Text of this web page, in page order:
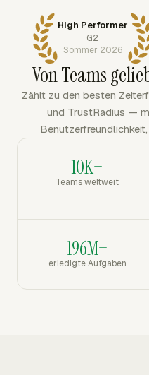
High Performer
G2
Sommer 2026
Von Teams
Zählt zu den besten
und TrustRadius —
10K+
Teams weltweit
196M+
erledigte Aufgaben